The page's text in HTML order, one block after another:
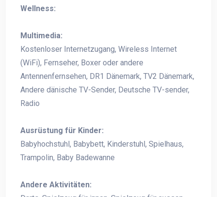
Wellness:
Multimedia:
Kostenloser Internetzugang, Wireless Internet
(WiFi), Fernseher, Boxer oder andere
Antennenfernsehen, DR1 Dänemark, TV2 Dänemark,
Andere dänische TV-Sender, Deutsche TV-sender,
Radio
Ausrüstung für Kinder:
Babyhochstuhl, Babybett, Kinderstuhl, Spielhaus,
Trampolin, Baby Badewanne
Andere Aktivitäten: